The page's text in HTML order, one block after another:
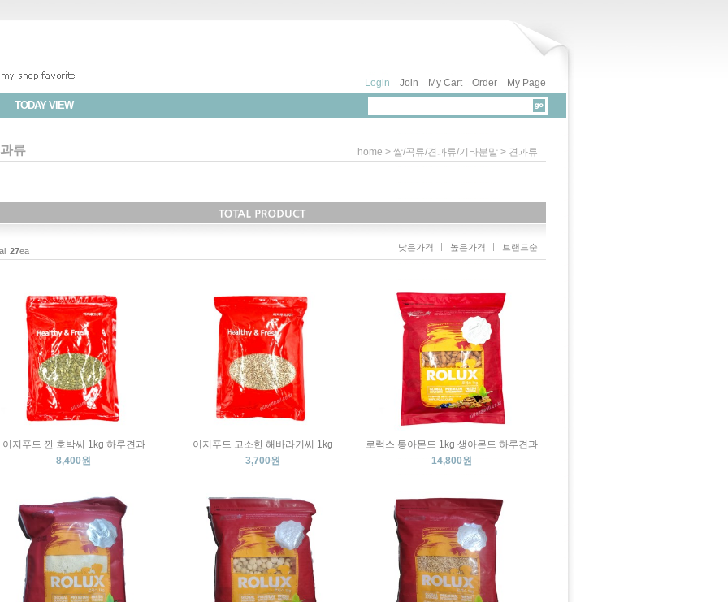
Login Join My Cart Order My Page
TODAY VIEW
류 home > 쌀/곡류/견과류/기타분말 > 견과류
27ea 낮은가격 높은가격 브랜드순
이지푸드 깐 호박씨 1kg 하루견과
8,400원
이지푸드 고소한 해바라기씨 1kg
3,700원
로럭스 통아몬드 1kg 생아몬드 하루견과
14,800원